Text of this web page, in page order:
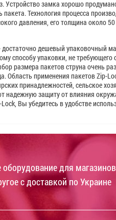
Устройство замка хорошо
Технология процесса
давления, его толщина около
дешевый упаковочный
способу упаковки, не
размера пакетов струна очень
Область применения пакетов
принадлежностей, сельское
надежную защиту от влияния
Вы убедитесь в удобстве
оборудование для
с доставкой по Украине